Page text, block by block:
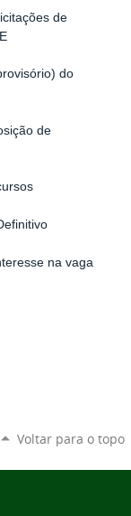
de
do
de
na vaga
Voltar para o topo